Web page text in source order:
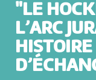
"LE
L’ARC